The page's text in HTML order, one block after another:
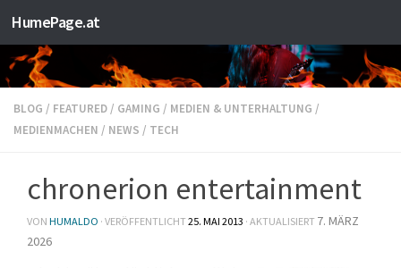
Zum Inhalt springen
HumePage.at
BLOG / FEATURED / GAMING / MEDIEN & UNTERHALTUNG /
MEDIENMACHEN / NEWS / TECH
chronerion entertainment
VON HUMALDO · VERÖFFENTLICHT25. MAI 2013 · AKTUALISIERT 7. MÄRZ
2026